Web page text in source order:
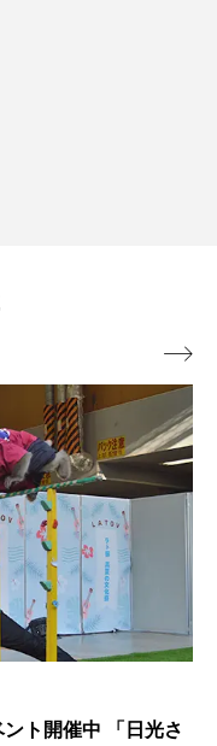
ト開催中 「日光さ
